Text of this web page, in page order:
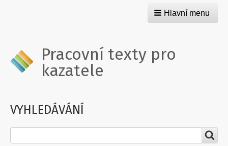
Hlavní menu
Pracovní texty pro
kazatele
VYHLEDÁVÁNÍ